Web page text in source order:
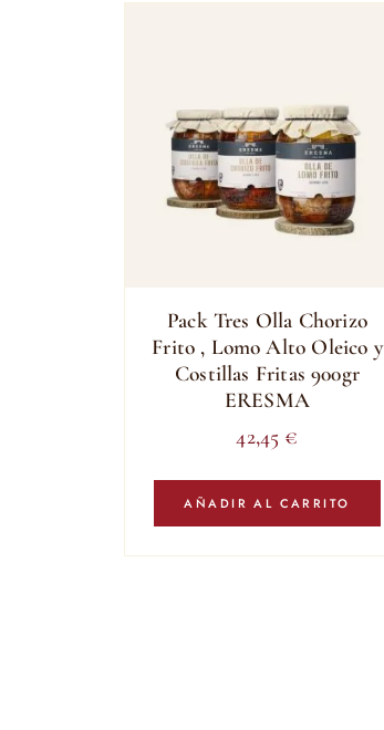
Pack Tres Olla Chorizo
Frito , Lomo Alto Oleico y
Costillas Fritas 900gr
ERESMA
42,45 €
AÑADIR AL CARRITO